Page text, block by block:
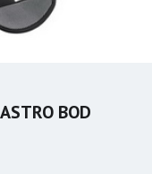
BOD